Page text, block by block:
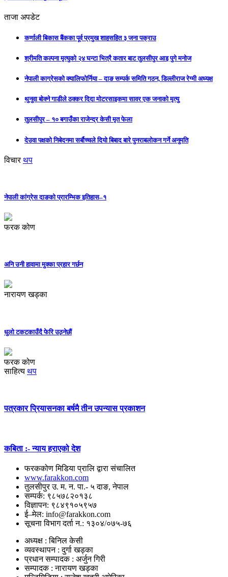
ताजा अपडेट
कर्णाली बिकास बैंकका पूर्व प्रमुख शाहसहित ३ जना पक्राउ
श्रीमति कल्पना मृत्युको २४ घन्टा भित्रै कतार बाट तुलसीपुर आइ पुगे मनोज
नेपाली काग्रेसको क्यालिफोर्निया – दाङ सम्पर्क समिति गठन, डिल्लीराज रेग्मी अध्यक्ष
थुनुवा बोक्ने गाडीले ठक्कर दिदा मोटरसाइकमा सावर एक जनाको मृत्यु
तुलसीपुर – १० बगाउँका राजेन्द्र केसी मृत फेला
देउवा पक्षको निबेदनमा सर्बौच्चले दियो बिबाद बारे पुनराबलोकन गर्ने अनुमति
विचार थप
नेपाली कांग्रेस दाङको प्रारम्भिक इतिहास–१
फरक कोण
अनि उनी हावामा मुक्का प्रहार गर्छन
नारायण खड्का
धुलो टकटकाउँदै फेरि उठ्नेछौं
फरक कोण
साहित्य थप
पत्रकार प्रियासनका बर्षमै तीन उपन्यास प्रकाशन
कबिता :- न्याय हराएको देश
फरककोण मिडिया प्रालि द्वारा संचालित
www.farakkon.com
तुलसीपुर उ. म. न. पा.- ५ दाङ, नेपाल
सम्पर्क: ९८५७८२०१३८
विज्ञापन: ९८४९१०५९५७
ई–मेल: info@farakkon.com
सूचना विभाग दर्ता न.: १३०४/०७५-७६
अध्यक्ष : बिनिल केसी
व्यवस्थापन : दुर्गा खड्का
प्रधान सम्पादक : अर्जुन गिरी
सम्पादक : नारायण खड्का